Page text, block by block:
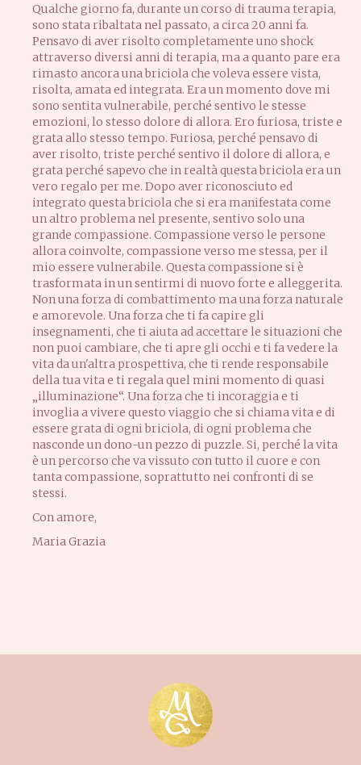
Qualche giorno fa, durante un corso di trauma terapia,
sono stata ribaltata nel passato, a circa 20 anni fa.
Pensavo di aver risolto completamente uno shock
attraverso diversi anni di terapia, ma a quanto pare era
rimasto ancora una briciola che voleva essere vista,
risolta, amata ed integrata. Era un momento dove mi
sono sentita vulnerabile, perché sentivo le stesse
emozioni, lo stesso dolore di allora. Ero furiosa, triste e
grata allo stesso tempo. Furiosa, perché pensavo di
aver risolto, triste perché sentivo il dolore di allora, e
grata perché sapevo che in realtà questa briciola era un
vero regalo per me. Dopo aver riconosciuto ed
integrato questa briciola che si era manifestata come
un altro problema nel presente, sentivo solo una
grande compassione. Compassione verso le persone
allora coinvolte, compassione verso me stessa, per il
mio essere vulnerabile. Questa compassione si è
trasformata in un sentirmi di nuovo forte e alleggerita.
Non una forza di combattimento ma una forza naturale
e amorevole. Una forza che ti fa capire gli
insegnamenti, che ti aiuta ad accettare le situazioni che
non puoi cambiare, che ti apre gli occhi e ti fa vedere la
vita da un'altra prospettiva, che ti rende responsabile
della tua vita e ti regala quel mini momento di quasi
„illuminazione“. Una forza che ti incoraggia e ti
invoglia a vivere questo viaggio che si chiama vita e di
essere grata di ogni briciola, di ogni problema che
nasconde un dono-un pezzo di puzzle. Si, perché la vita
è un percorso che va vissuto con tutto il cuore e con
tanta compassione, soprattutto nei confronti di se
stessi.
Con amore,
Maria Grazia